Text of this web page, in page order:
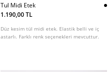
Tul Midi Etek
1.190,00 TL
Düz kesim tül midi etek. Elastik belli ve iç
astarlı. Farklı renk seçenekleri mevcuttur.